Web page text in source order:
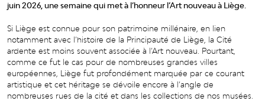
juin 2026, une semaine qui met à l’honneur l’Art nouveau à Liège.
Si Liège est connue pour son patrimoine millénaire, en lien
notamment avec l’histoire de la Principauté de Liège, la Cité
ardente est moins souvent associée à l’Art nouveau. Pourtant,
comme ce fut le cas pour de nombreuses grandes villes
européennes, Liège fut profondément marquée par ce courant
artistique et cet héritage se dévoile encore à l’angle de
nombreuses rues de la cité et dans les collections de nos musées.